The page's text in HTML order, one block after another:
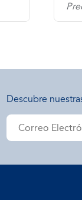
Descubre